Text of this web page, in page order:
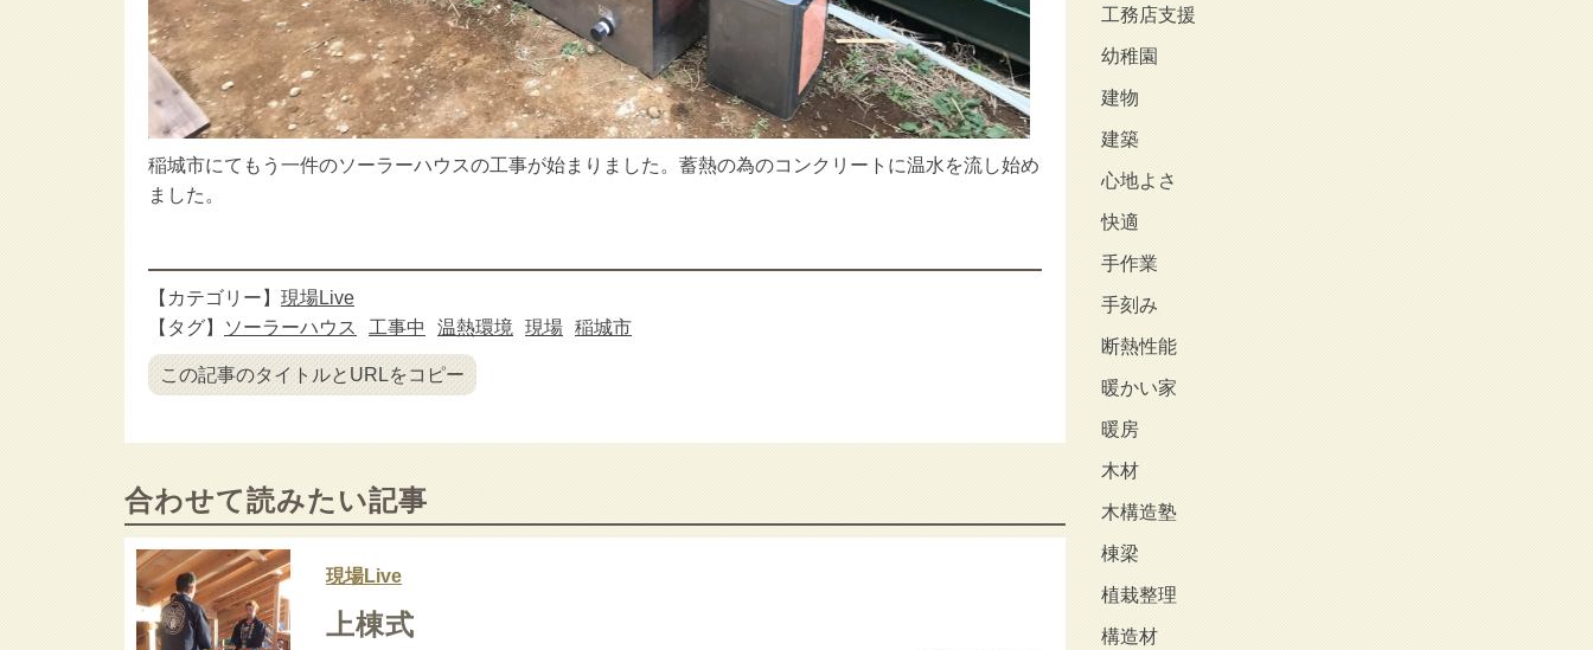
稲城市にてもう一件のソーラーハウスの工事が始まりました。蓄熱の為のコンクリートに温水を流し始め
ました。
【カテゴリー】 現場Live
【タグ】
ソーラーハウス 工事中 温熱環境 現場 稲城市
この記事のタイトルとURLをコピー
合わせて読みたい記事
現場Live
上棟式
工務店支援
幼稚園
建物
建築
心地よさ
快適
手作業
手刻み
断熱性能
暖かい家
暖房
木材
木構造塾
棟梁
植栽整理
構造材